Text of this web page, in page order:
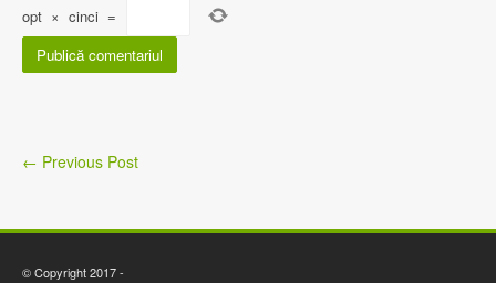
opt × cinci =
← Previous Post
© Copyright 2017 -